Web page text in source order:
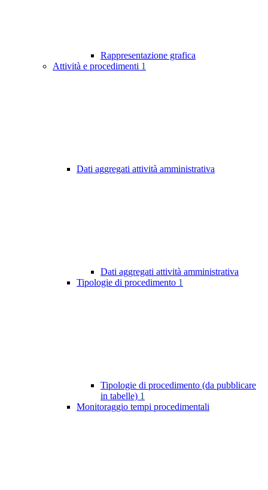
Rappresentazione grafica
Attività e procedimenti 1
Dati aggregati attività amministrativa
Dati aggregati attività amministrativa
Tipologie di procedimento 1
Tipologie di procedimento (da pubblicare
in tabelle) 1
Monitoraggio tempi procedimentali